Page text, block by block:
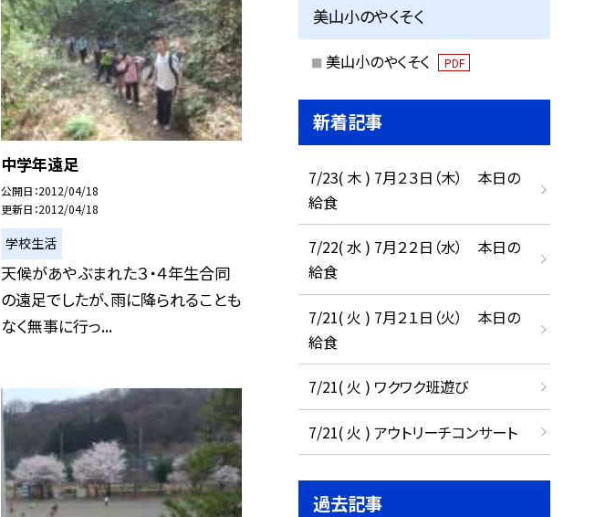
中学年遠足
公開日 2012/04/18
更新日 2012/04/18
学校生活
天候があやぶまれた３・４年生合同
の遠足でしたが、雨に降られることも
なく無事に行っ...
美山小のやくそく
美山小のやくそく PDF
新着記事
7/23( 木 ) 7月２３日（木） 本日の
給食
7/22( 水 ) 7月２２日（水） 本日の
給食
7/21( 火 ) 7月２１日（火） 本日の
給食
7/21( 火 ) ワクワク班遊び
7/21( 火 ) アウトリーチコンサート
過去記事